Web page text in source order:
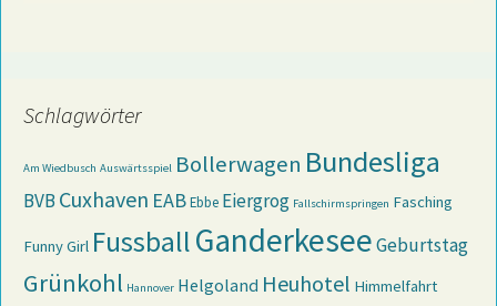
Schlagwörter
Am Wiedbusch Auswärtsspiel Bollerwagen Bundesliga
BVBCuxhaven EABEbbe Eiergrog Fallschirmspringen Fasching
Funny Girl FussballGanderkeseeGeburtstag
Grünkohl Hannover Helgoland Heuhotel Himmelfahrt